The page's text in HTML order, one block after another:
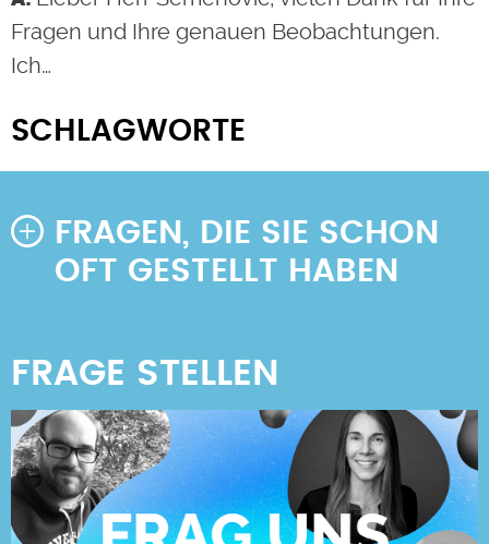
Fragen und Ihre genauen Beobachtungen.
Ich…
SCHLAGWORTE
FRAGEN, DIE SIE SCHON
OFT GESTELLT HABEN